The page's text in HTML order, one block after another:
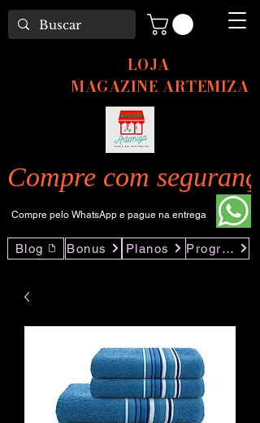
LOJA
MAGAZINE ARTEMIZA
Compre com
Compre pelo WhatsApp e pague na entrega
Blog Bonus Planos Programas